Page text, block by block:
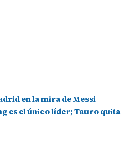
en la mira de Messi
es el único líder; Tauro quita